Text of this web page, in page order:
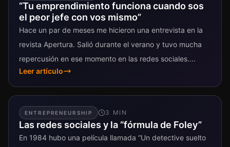
“Tu emprendimiento funciona cuando sos
el peor jefe con vos mismo”
Hace un par de meses me hicieron una entrevista en la
revista Apertura. Salió durante el verano y tuvo mucha
repercusión en ese momento en las redes sociales....
Leer artículo
ENTREPRENEURSHIP 3 MIN
Las redes sociales y la “fórmula de Foley”
En 1984 hubo una película llamada “Un detective suelto